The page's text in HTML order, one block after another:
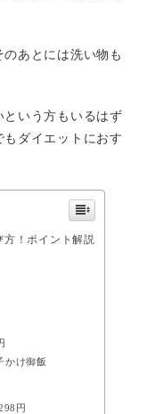
あとには洗い物も
という方もいるはず
ダイエットにおす
！ポイント解説
かけ御飯
円